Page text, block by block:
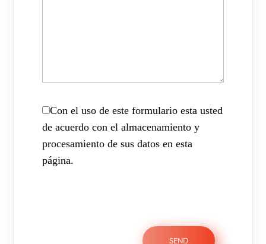
Con el uso de este formulario esta usted
de acuerdo con el almacenamiento y
procesamiento de sus datos en esta
página.